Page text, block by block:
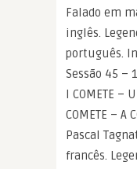
Falado em
inglês.
português.
Sessão 45 –
I COMETE –
COMETE – A
Pascal
francês.